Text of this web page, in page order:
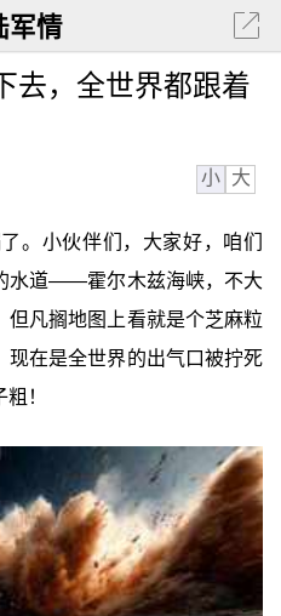
军情
去，全世界都跟着
小 大
。小伙伴们，大家好，咱们
水道——霍尔木兹海峡，不大
但凡搁地图上看就是个芝麻粒
现在是全世界的出气口被拧死
！